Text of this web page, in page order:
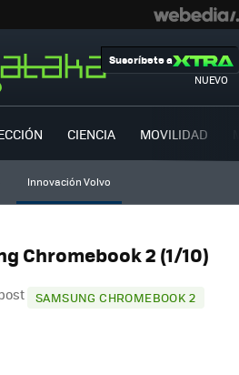
NUEVO
Suscríbete a
CIENCIA MOVILIDAD
Innovación Volvo
Chromebook 2 (1/10)
SAMSUNG CHROMEBOOK 2